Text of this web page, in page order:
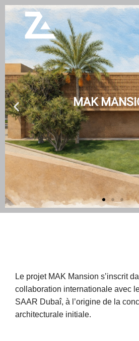
Le projet MAK Mansion s’inscrit
collaboration internationale avec
SAAR Dubaî, à l’origine de la
architecturale initiale.